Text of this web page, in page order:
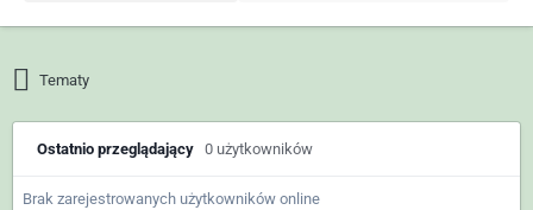
Tematy
Ostatnio przeglądający 0 użytkowników
Brak zarejestrowanych użytkowników online